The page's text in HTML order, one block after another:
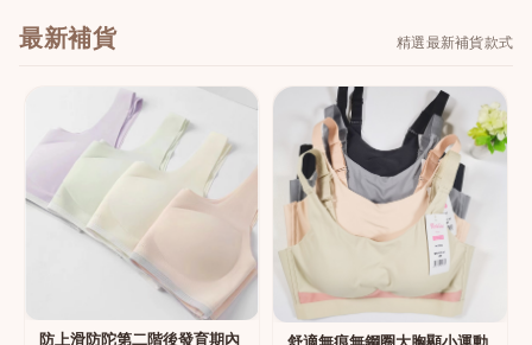
最新補貨 精選最新補貨款式
防上滑防陀第二階後發育期內